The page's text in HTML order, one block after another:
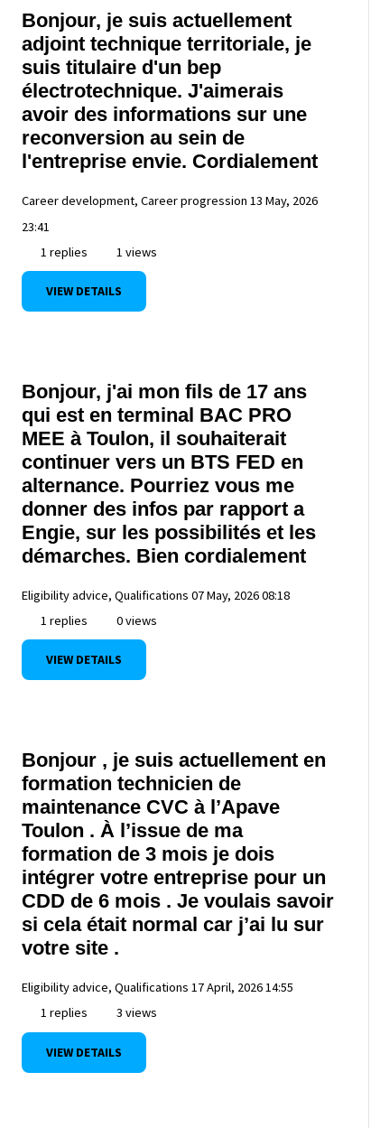
Bonjour, je suis actuellement
adjoint technique territoriale, je
suis titulaire d'un bep
électrotechnique. J'aimerais
avoir des informations sur une
reconversion au sein de
l'entreprise envie. Cordialement
Career development, Career progression 13 May, 2026
23:41
1 replies
1 views
VIEW DETAILS
Bonjour, j'ai mon fils de 17 ans
qui est en terminal BAC PRO
MEE à Toulon, il souhaiterait
continuer vers un BTS FED en
alternance. Pourriez vous me
donner des infos par rapport a
Engie, sur les possibilités et les
démarches. Bien cordialement
Eligibility advice, Qualifications 07 May, 2026 08:18
1 replies
0 views
VIEW DETAILS
Bonjour , je suis actuellement en
formation technicien de
maintenance CVC à l’Apave
Toulon . À l’issue de ma
formation de 3 mois je dois
intégrer votre entreprise pour un
CDD de 6 mois . Je voulais savoir
si cela était normal car j’ai lu sur
votre site .
Eligibility advice, Qualifications 17 April, 2026 14:55
1 replies
3 views
VIEW DETAILS